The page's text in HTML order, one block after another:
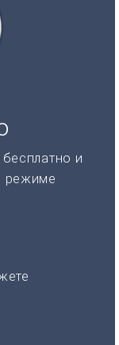
и
режиме